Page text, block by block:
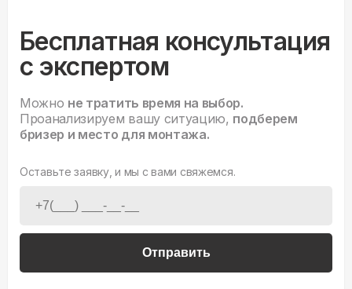
Бесплатная консультация
с экспертом
Можно не тратить время на выбор.
Проанализируем вашу ситуацию, подберем
бризер и место для монтажа.
Оставьте заявку, и мы с вами свяжемся.
Отправить